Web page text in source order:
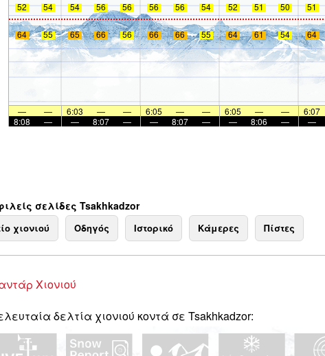
52 54 54 56 56 56 56 54 52 51 50 51
64 55 65 66 56 66 66 55 64 61 54 64
— — 6:03 — — 6:05 — — 6:05 — — 6:07
8:08
— — 8:07 — — 8:07 — — 8:06 — —
σελίδες Tsakhkadzor
χιονιού Οδηγός Ιστορικό Κάμερες Πίστες
Χιονιού
δελτία χιονιού κοντά σε Tsakhkadzor: